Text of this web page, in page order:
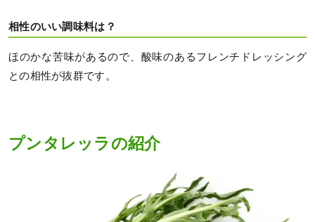
相性のいい調味料は？
ほのかな苦味があるので、酸味のあるフレンチドレッシング
との相性が抜群です。
プンタレッラの紹介